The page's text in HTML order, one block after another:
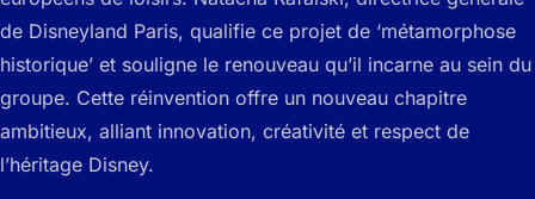
de Disneyland Paris, qualifie ce projet de ‘métamorphose
historique’ et souligne le renouveau qu’il incarne au sein du
groupe. Cette réinvention offre un nouveau chapitre
ambitieux, alliant innovation, créativité et respect de
l’héritage Disney.